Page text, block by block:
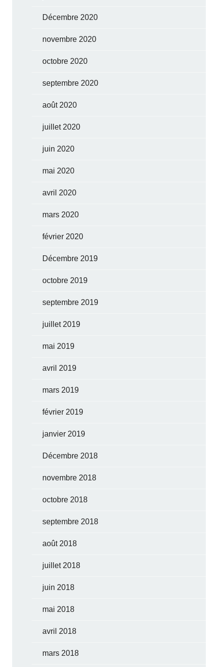
Décembre 2020
novembre 2020
octobre 2020
septembre 2020
août 2020
juillet 2020
juin 2020
mai 2020
avril 2020
mars 2020
février 2020
Décembre 2019
octobre 2019
septembre 2019
juillet 2019
mai 2019
avril 2019
mars 2019
février 2019
janvier 2019
Décembre 2018
novembre 2018
octobre 2018
septembre 2018
août 2018
juillet 2018
juin 2018
mai 2018
avril 2018
mars 2018